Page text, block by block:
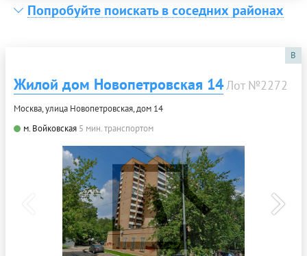
Попробуйте поискать в соседних районах
B
Жилой дом Новопетровская 14Лот №2272
Москва, улица Новопетровская, дом 14
м. Войковская 5 мин. транспортом